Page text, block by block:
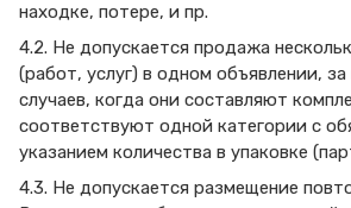
находке, потере, и пр.
4.2. Не допускается продажа
(работ, услуг) в одном объявлении,
случаев, когда они составляют
соответствуют одной категории с
указанием количества в упаковке
4.3. Не допускается размещение